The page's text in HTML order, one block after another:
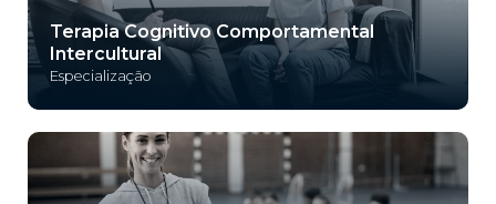
Terapia Cognitivo Comportamental
Intercultural
Especialização